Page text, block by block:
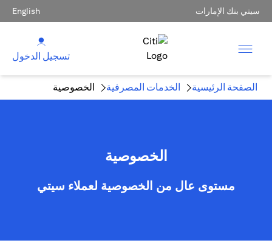
سيتي بنك الإمارات English
تسجيل الدخول
الصفحة الرئيسية الخدمات المصرفية الخصوصية
الخصوصية
مستوى عال من الخصوصية لعملاء سيتي